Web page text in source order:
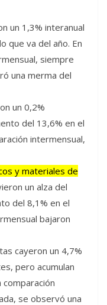
un 1,3% interanual
que va del año. En
siempre
una merma del
un 0,2%
del 13,6% en el
intermensual,
y materiales de
un alza del
del 8,1% en el
bajaron
cayeron un 4,7%
pero acumulan
comparación
se observó una